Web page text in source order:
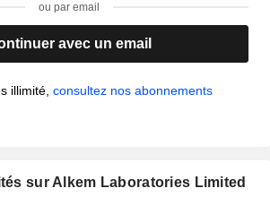
ou par email
avec un email
illimité, consultez nos abonnements
sur Alkem Laboratories Limited